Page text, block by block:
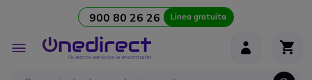
900 80 26 26 Linea gratuita
Toggle
Nav